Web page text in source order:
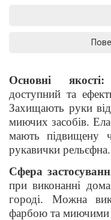
Основні якості:
доступний та
Захищають руки
миючих засобів.
мають підвищену
рукавички рельєфна.
Сфера
при виконанні
городі. Можна
фарбою та миючими